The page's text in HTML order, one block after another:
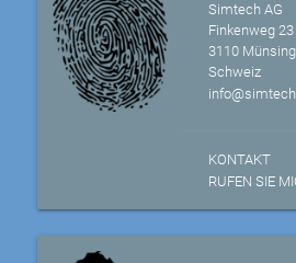
Simtech AG
Finkenweg 23
3110
Schweiz
KONTAKT
RUFEN SIE